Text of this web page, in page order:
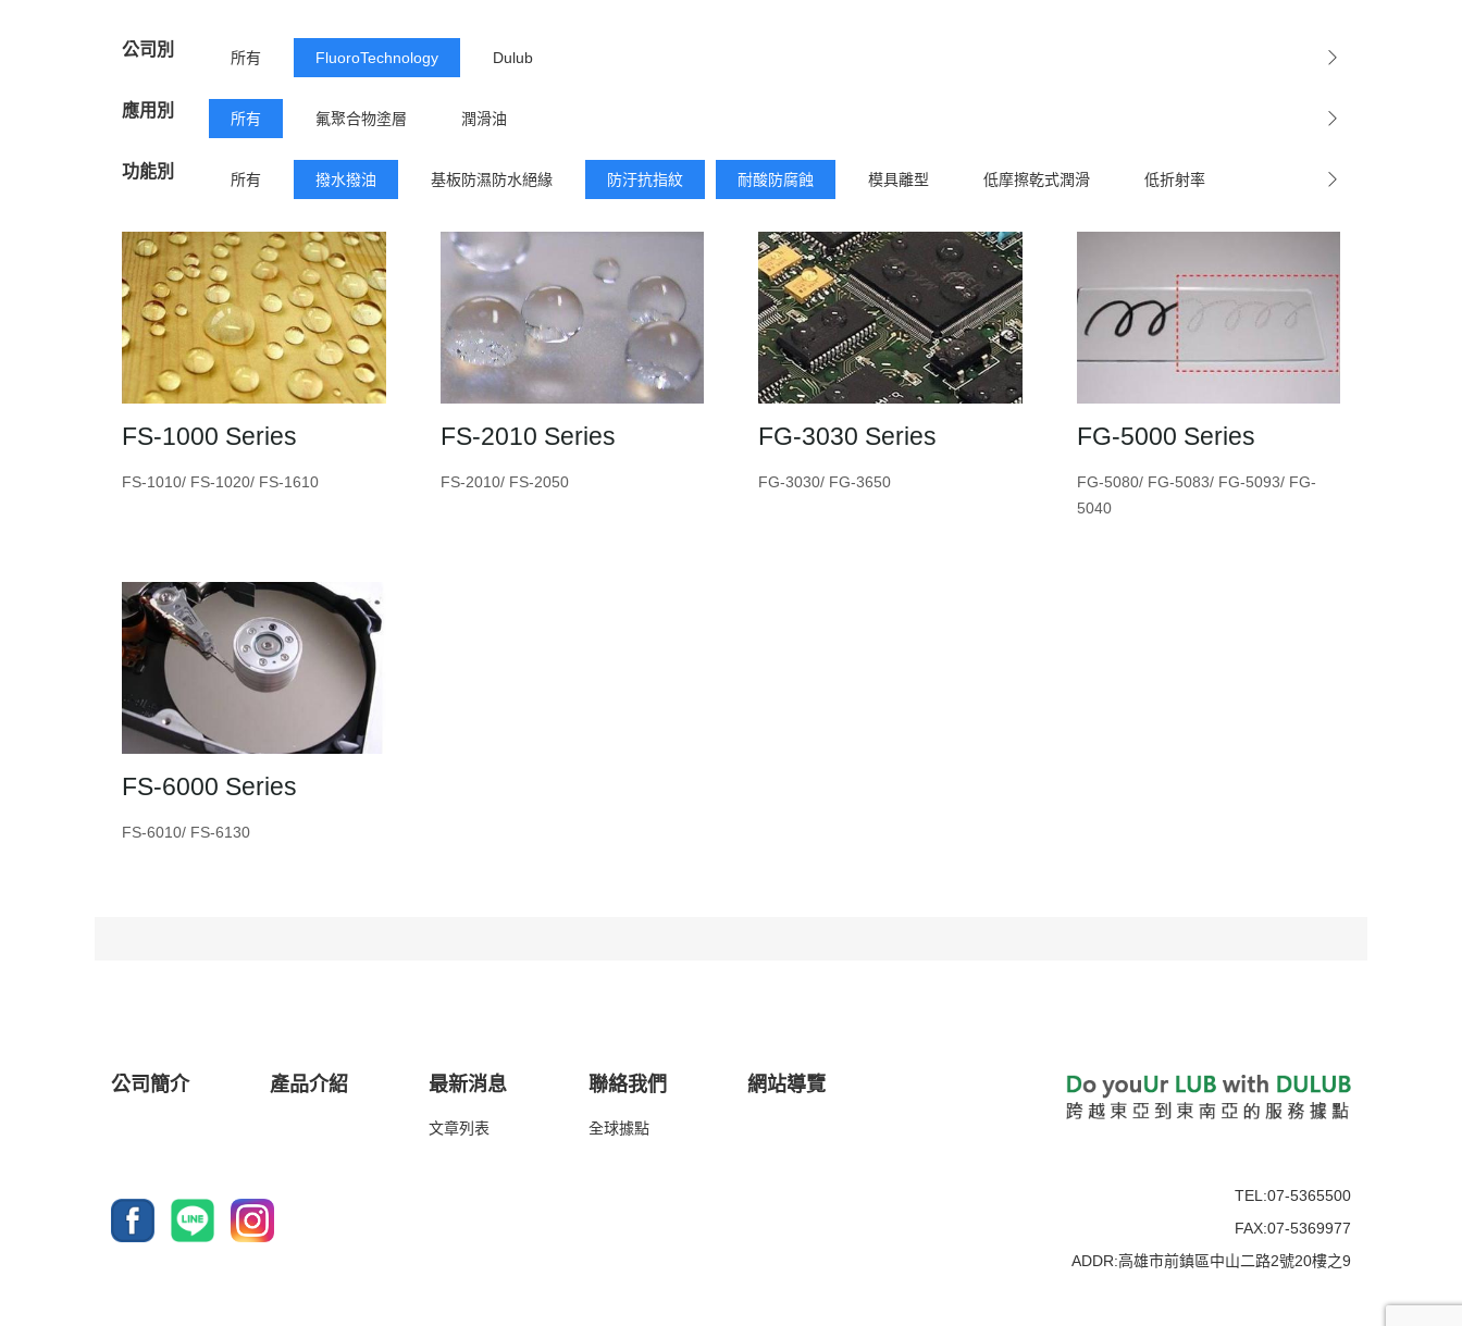
公司別 所有 FluoroTechnology Dulub
應用別 所有 氟聚合物塗層 潤滑油
功能別 所有 撥水撥油 基板防濕防水絕緣 防汙抗指紋 耐酸防腐蝕 模具離型 低摩擦乾式潤滑 低折射率
FS-1000 Series
FS-1010/ FS-1020/ FS-1610
FS-2010 Series
FS-2010/ FS-2050
FG-3030 Series
FG-3030/ FG-3650
FG-5000 Series
FG-5080/ FG-5083/ FG-5093/ FG-
5040
FS-6000 Series
FS-6010/ FS-6130
公司簡介 產品介紹 最新消息
文章列表
聯絡我們
全球據點
網站導覽
TEL:07-5365500
FAX:07-5369977
ADDR:高雄市前鎮區中山二路2號20樓之9